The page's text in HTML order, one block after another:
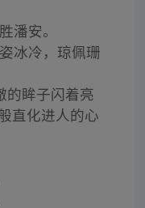
潘安。
冰冷，琼佩珊
的眸子闪着亮
直化进人的心